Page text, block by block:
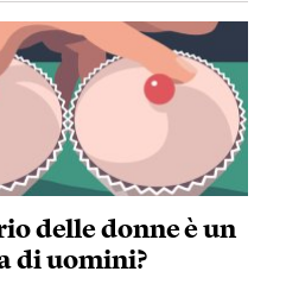
delle donne è un
di uomini?